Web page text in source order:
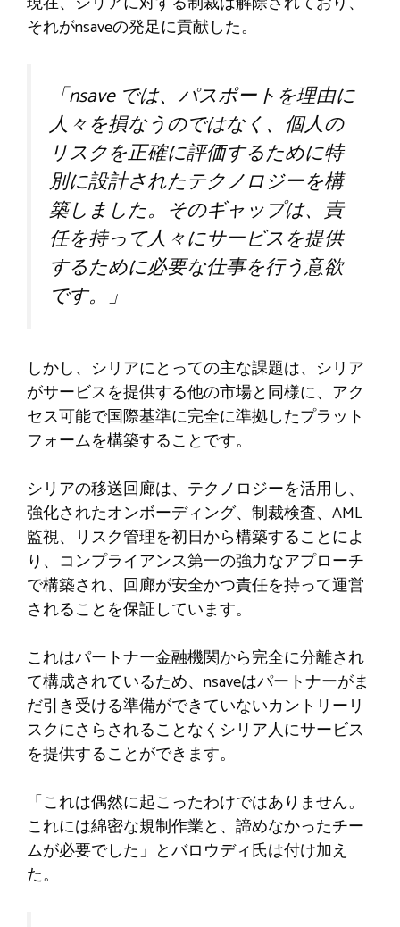
それがnsaveの発足に貢献した。
「nsave では、パスポートを理由に
人々を損なうのではなく、個人の
リスクを正確に評価するために特
別に設計されたテクノロジーを構
築しました。そのギャップは、責
任を持って人々にサービスを提供
するために必要な仕事を行う意欲
です。」
しかし、シリアにとっての主な課題は、シリア
がサービスを提供する他の市場と同様に、アク
セス可能で国際基準に完全に準拠したプラット
フォームを構築することです。
シリアの移送回廊は、テクノロジーを活用し、
強化されたオンボーディング、制裁検査、AML
監視、リスク管理を初日から構築することによ
り、コンプライアンス第一の強力なアプローチ
で構築され、回廊が安全かつ責任を持って運営
されることを保証しています。
これはパートナー金融機関から完全に分離され
て構成されているため、nsaveはパートナーがま
だ引き受ける準備ができていないカントリーリ
スクにさらされることなくシリア人にサービス
を提供することができます。
「これは偶然に起こったわけではありません。
これには綿密な規制作業と、諦めなかったチー
ムが必要でした」とバロウディ氏は付け加え
た。